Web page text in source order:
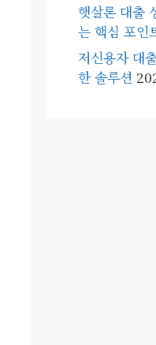
햇살론 대출
는 핵심 포인
저신용자 대
한 솔루션